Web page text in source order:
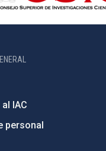
IAC
personal